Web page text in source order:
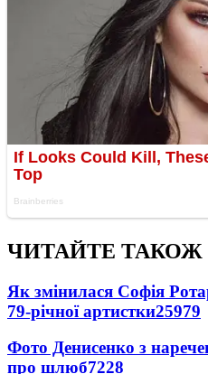
ЧИТАЙТЕ ТАКОЖ
Як змінилася Софія
79-річної артистки25979
Фото Денисенко з
про шлюб7228